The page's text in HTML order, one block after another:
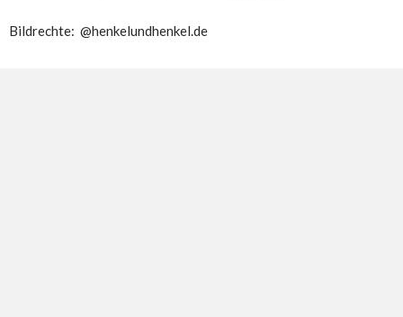
Bildrechte: @henkelundhenkel.de